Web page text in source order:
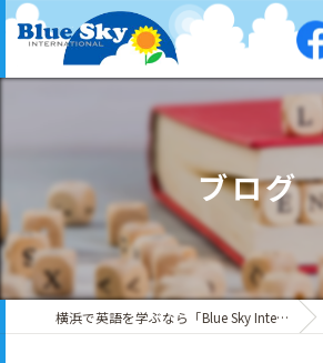
ブログ
横浜で英語を学ぶなら「Blue Sky International」